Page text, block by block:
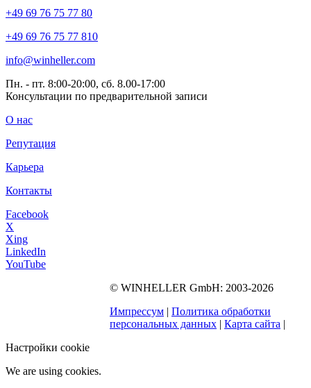
+49 69 76 75 77 80
+49 69 76 75 77 810
info@winheller.com
Пн. - пт. 8:00-20:00, сб. 8.00-17:00
Консультации по предварительной записи
О нас
Репутация
Карьера
Контакты
Facebook
X
Xing
LinkedIn
YouTube
WINHELLER GmbH
© WINHELLER GmbH: 2003-2026
Импрессум | Политика обработки
персональных данных | Карта сайта |
Настройки cookie
We are using cookies.